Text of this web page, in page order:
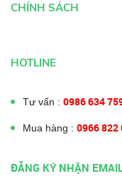
CHÍNH SÁCH
HOTLINE
Tư vấn : 0986 634
Mua hàng : 0966 822
ĐĂNG KÝ NHẬN